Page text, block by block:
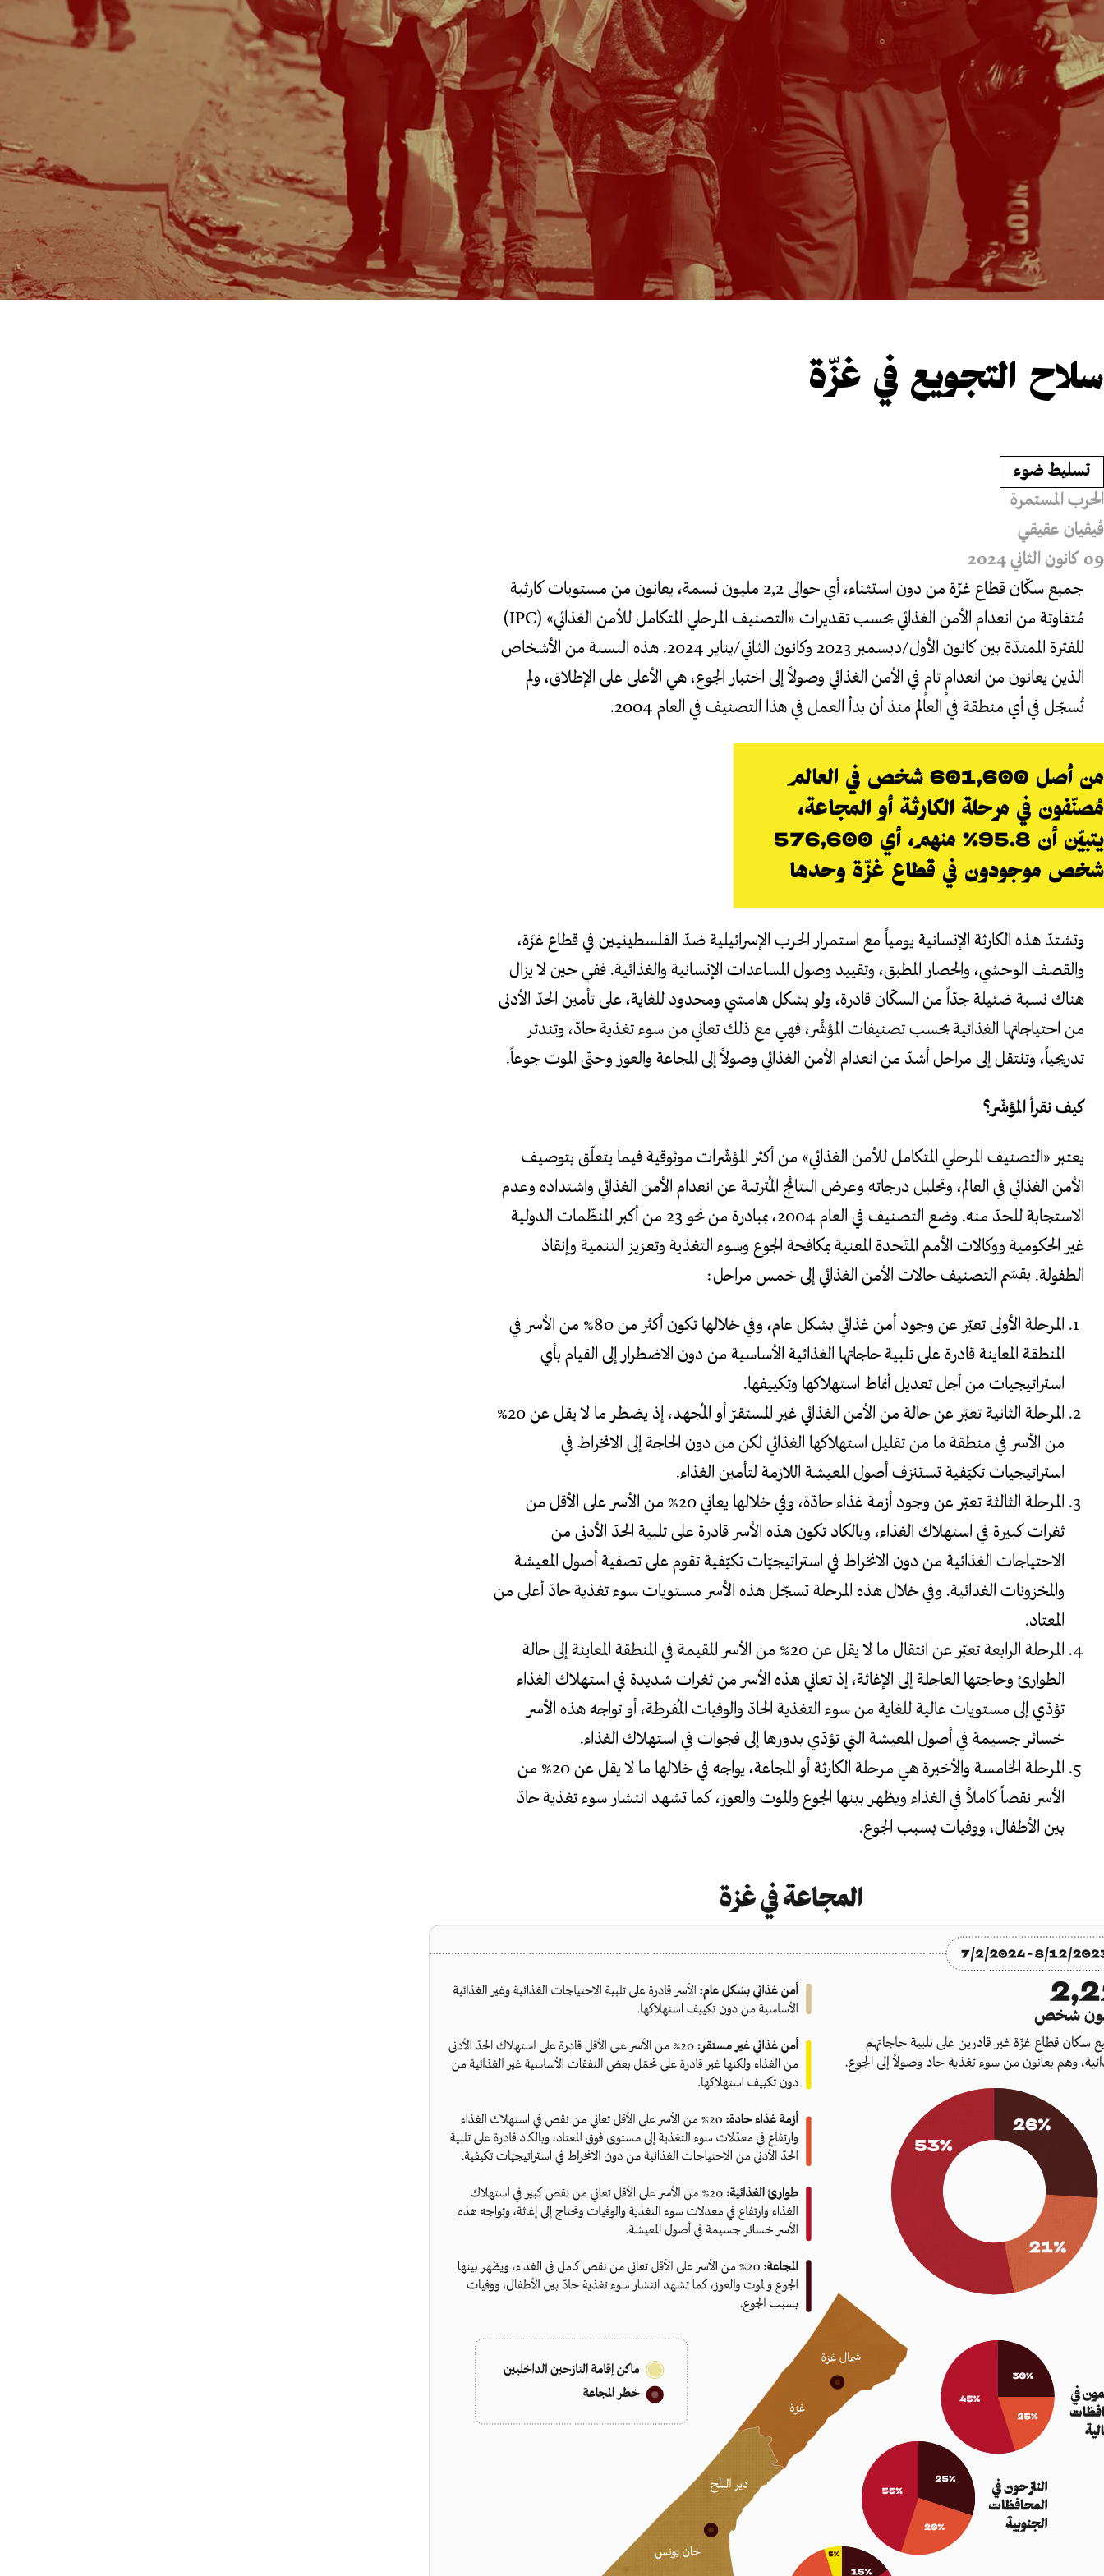
سلاح التجويع في غزّة
⁨تسليط ضوء⁩
الحرب المستمرة
ڤيڤيان عقيقي
09 كانون الثاني 2024
جميع سكّان قطاع غزّة من دون استثناء، أي حوالى 2,2 مليون نسمة، يعانون من مستويات كارثية
مُتفاوتة من انعدام الأمن الغذائي بحسب تقديرات «التصنيف المرحلي المتكامل للأمن الغذائي» (IPC)
للفترة الممتدّة بين كانون الأول/ديسمبر 2023 وكانون الثاني/يناير 2024. هذه النسبة من الأشخاص
الذين يعانون من انعدامٍ تامٍ في الأمن الغذائي وصولاً إلى اختبار الجوع، هي الأعلى على الإطلاق، ولم
تُسجّل في أي منطقة في العالم منذ أن بدأ العمل في هذا التصنيف في العام 2004.
من أصل 601,600 شخص في العالم
مُصنّفون في مرحلة الكارثة أو المجاعة،
يتبيّن أن 95.8% منهم، أي 576,600
شخص موجودون في قطاع غزّة وحدها
وتشتدّ هذه الكارثة الإنسانية يومياً مع استمرار الحرب الإسرائيلية ضدّ الفلسطينيين في قطاع غزّة،
والقصف الوحشي، والحصار المطبق، وتقييد وصول المساعدات الإنسانية والغذائية. ففي حين لا يزال
هناك نسبة ضئيلة جدّاً من السكّان قادرة، ولو بشكل هامشي ومحدود للغاية، على تأمين الحدّ الأدنى
من احتياجاتها الغذائية بحسب تصنيفات المؤشِّر، فهي مع ذلك تعاني من سوء تغذية حادّ، وتندثر
تدريجياً، وتنتقل إلى مراحل أشدّ من انعدام الأمن الغذائي وصولاً إلى المجاعة والعوز وحتّى الموت جوعاً.
كيف نقرأ المؤشّر؟
يعتبر «التصنيف المرحلي المتكامل للأمن الغذائي» من أكثر المؤشّرات موثوقية فيما يتعلّق بتوصيف
الأمن الغذائي في العالم، وتحليل درجاته وعرض النتائج المُترتبة عن انعدام الأمن الغذائي واشتداده وعدم
الاستجابة للحدّ منه. وضع التصنيف في العام 2004، بمبادرة من نحو 23 من أكبر المنظّمات الدولية
غير الحكومية ووكالات الأمم المتّحدة المعنية بمكافحة الجوع وسوء التغذية وتعزيز التنمية وإنقاذ
الطفولة. يقسّم التصنيف حالات الأمن الغذائي إلى خمس مراحل:
المرحلة الأولى تعبّر عن وجود أمن غذائي بشكل عام، وفي خلالها تكون أكثر من 80% من الأسر في
المنطقة المعاينة قادرة على تلبية حاجاتها الغذائية الأساسية من دون الاضطرار إلى القيام بأي
استراتيجيات من أجل تعديل أنماط استهلاكها وتكييفها.
المرحلة الثانية تعبّر عن حالة من الأمن الغذائي غير المستقرّ أو المُجهد، إذ يضطر ما لا يقل عن 20%
من الأسر في منطقة ما من تقليل استهلاكها الغذائي لكن من دون الحاجة إلى الانخراط في
استراتيجيات تكيّفية تستنزف أصول المعيشة اللازمة لتأمين الغذاء.
المرحلة الثالثة تعبّر عن وجود أزمة غذاء حادّة، وفي خلالها يعاني 20% من الأسر على الأقل من
ثغرات كبيرة في استهلاك الغذاء، وبالكاد تكون هذه الأسر قادرة على تلبية الحدّ الأدنى من
الاحتياجات الغذائية من دون الانخراط في استراتيجيّات تكيّفية تقوم على تصفية أصول المعيشة
والمخزونات الغذائية. وفي خلال هذه المرحلة تسجّل هذه الأسر مستويات سوء تغذية حادّ أعلى من
المعتاد.
المرحلة الرابعة تعبّر عن انتقال ما لا يقل عن 20% من الأسر المقيمة في المنطقة المعاينة إلى حالة
الطوارئ وحاجتها العاجلة إلى الإغاثة، إذ تعاني هذه الأسر من ثغرات شديدة في استهلاك الغذاء
تؤدّي إلى مستويات عالية للغاية من سوء التغذية الحادّ والوفيات المُفرطة، أو تواجه هذه الأسر
خسائر جسيمة في أصول المعيشة التي تؤدّي بدورها إلى فجوات في استهلاك الغذاء.
المرحلة الخامسة والأخيرة هي مرحلة الكارثة أو المجاعة، يواجه في خلالها ما لا يقل عن 20% من
الأسر نقصاً كاملاً في الغذاء ويظهر بينها الجوع والموت والعوز، كما تشهد انتشار سوء تغذية حادّ
بين الأطفال، ووفيات بسبب الجوع.